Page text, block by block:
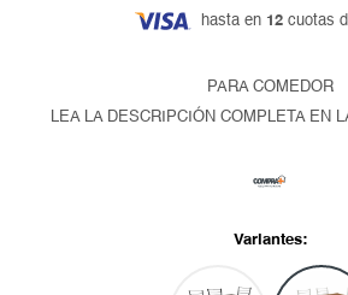
hasta en 12 cuotas
PARA COMEDOR
LEA LA DESCRIPCIÓN COMPLETA EN
Variantes: